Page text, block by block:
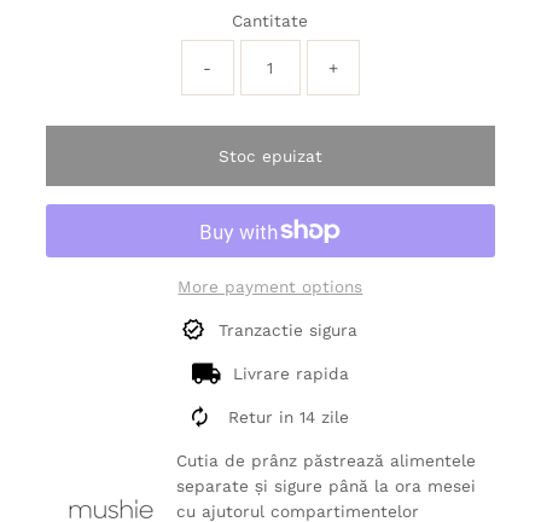
Cantitate
- +
Stoc epuizat
More payment options
Tranzactie sigura
Livrare rapida
Retur in 14 zile
Cutia de prânz păstrează alimentele
separate și sigure până la ora mesei
cu ajutorul compartimentelor